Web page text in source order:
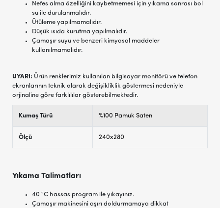
Nefes alma özelliğini kaybetmemesi için yıkama sonrası bol
su ile durulanmalıdır.
Ütüleme yapılmamalıdır.
Düşük ısıda kurutma yapılmalıdır.
Çamaşır suyu ve benzeri kimyasal maddeler
kullanılmamalıdır.
UYARI: Ürün renklerimiz kullanılan bilgisayar monitörü ve telefon
ekranlarının teknik olarak değişikliklik göstermesi nedeniyle
orjinaline göre farklılılar gösterebilmektedir.
Kumaş Türü %100 Pamuk Saten
Ölçü 240x280
Yıkama Talimatları
40 °C hassas program ile yıkayınız.
Çamaşır makinesini aşırı doldurmamaya dikkat